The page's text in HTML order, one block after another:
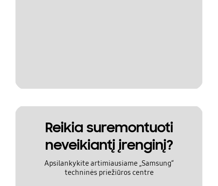
Reikia suremontuoti
neveikiantį įrenginį?
Apsilankykite artimiausiame „Samsung“
techninės priežiūros centre